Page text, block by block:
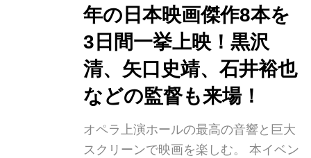
『この世界の（さらにいくつもの）片
隅に』の公開情報が先日解禁となり、
新たに約30分の新規シーンが描き足さ
れ「さらにいくつもの人生」が描かれ
た新バージョンとして、12月に劇場...
年の日本映画傑作8本を
3日間一挙上映！黒沢
清、矢口史靖、石井裕也
などの監督も来場！
オペラ上演ホールの最高の音響と巨大
スクリーンで映画を楽しむ。 本イベン